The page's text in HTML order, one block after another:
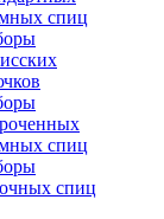
спиц
спиц
спиц